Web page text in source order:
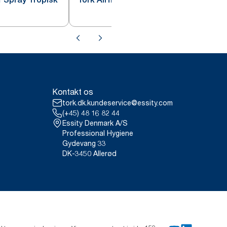
Kontakt os
tork.dk.kundeservice@essity.com
(+45) 48 16 82 44
Essity Denmark A/S
Professional Hygiene
Gydevang 33
DK-3450 Allerød